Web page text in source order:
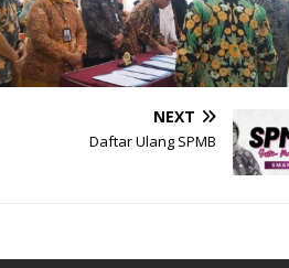
NEXT
Daftar Ulang SPMB